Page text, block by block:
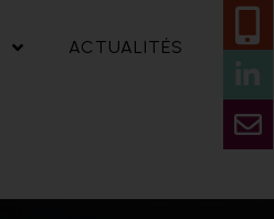
ACTUALITÉS